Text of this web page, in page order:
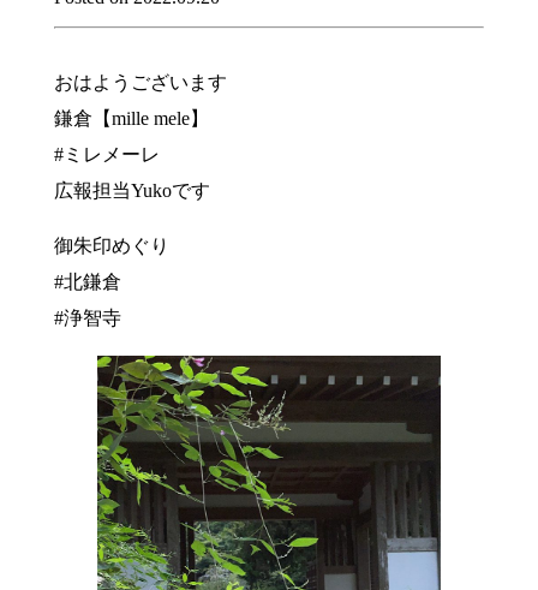
おはようございます
鎌倉【mille mele】
#ミレメーレ
広報担当Yukoです
御朱印めぐり
#北鎌倉
#浄智寺